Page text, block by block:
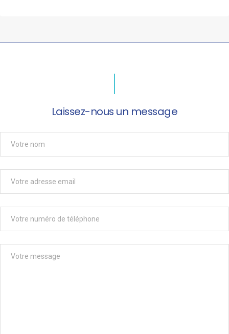
Laissez-nous un message